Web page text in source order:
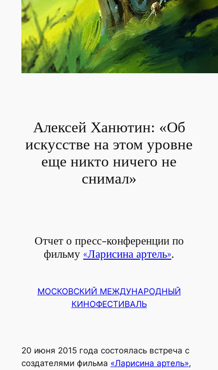
Алексей Ханютин: «Об
искусстве на этом уровне
еще никто ничего не
снимал»
Отчет о пресс-конференции по
фильму «Ларисина артель».
МОСКОВСКИЙ МЕЖДУНАРОДНЫЙ
КИНОФЕСТИВАЛЬ
20 июня 2015 года состоялась встреча с
создателями фильма «Ларисина артель»,